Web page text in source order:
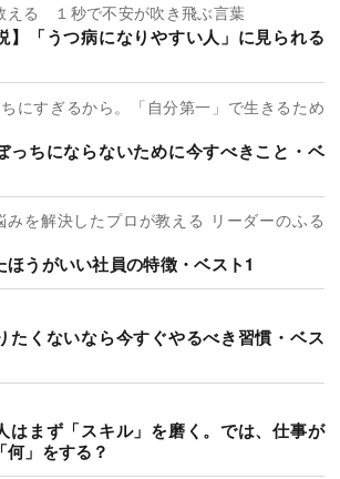
える １秒で不安が吹き飛ぶ言葉
】「うつ病になりやすい人」に見られる
にすぎるから。「自分第一」で生きるため
っちにならないために今すべきこと・ベ
を解決したプロが教える リーダーのふる
うがいい社員の特徴・ベスト1
たくないなら今すぐやるべき習慣・ベス
はまず「スキル」を磨く。では、仕事が
」をする？